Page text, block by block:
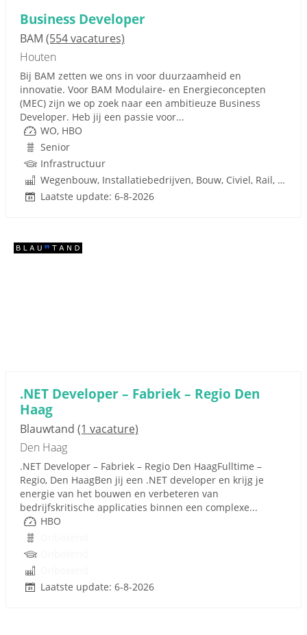
Business Developer
BAM (554 vacatures)
Houten
Bij BAM zetten we ons in voor duurzaamheid en
innovatie. Voor BAM Modulaire- en Energieconcepten
(MEC) zijn we op zoek naar een ambitieuze Business
Developer. Heb jij een passie voor...
WO, HBO
Senior
Infrastructuur
Wegenbouw, Installatiebedrijven, Bouw, Civiel, Rail, Infrastructuren
Laatste update: 6-8-2026
.NET Developer – Fabriek – Regio Den
Haag
Blauwtand (1 vacature)
Den Haag
.NET Developer – Fabriek – Regio Den HaagFulltime –
Regio, Den HaagBen jij een .NET developer en krijg je
energie van het bouwen en verbeteren van
bedrijfskritische applicaties binnen een complexe...
HBO
Laatste update: 6-8-2026